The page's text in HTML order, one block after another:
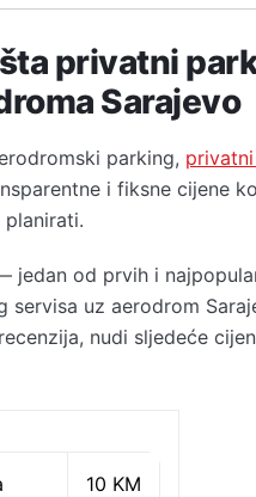
privatni
Sarajevo
parking,
i fiksne cijene
jedan od prvih i
servisa uz aerodrom
nudi sljedeće
10 KM